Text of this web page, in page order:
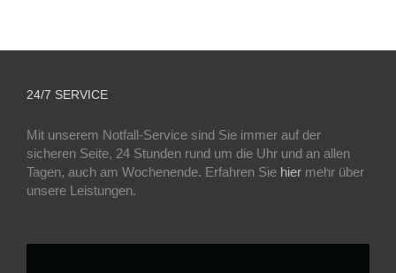
24/7 SERVICE
Mit unserem Notfall-Service sind Sie immer auf der
sicheren Seite, 24 Stunden rund um die Uhr und an allen
Tagen, auch am Wochenende. Erfahren Sie hier mehr über
unsere Leistungen.